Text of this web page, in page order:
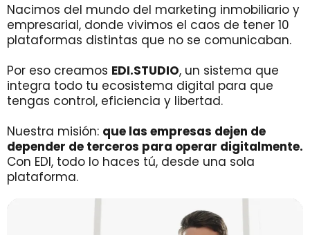
Nacimos del mundo del marketing inmobiliario y
empresarial, donde vivimos el caos de tener 10
plataformas distintas que no se comunicaban.
Por eso creamos EDI.STUDIO, un sistema que
integra todo tu ecosistema digital para que
tengas control, eficiencia y libertad.
Nuestra misión: que las empresas dejen de
depender de terceros para operar digitalmente.
Con EDI, todo lo haces tú, desde una sola
plataforma.